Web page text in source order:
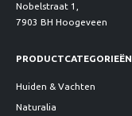
Nobelstraat 1,
7903 BH Hoogeveen
PRODUCTCATEGORIEËN
Huiden & Vachten
Naturalia